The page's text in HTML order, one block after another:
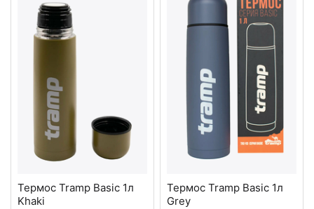
Термос Tramp Basic 1л
Khaki
Термос Tramp Basic 1л
Grey